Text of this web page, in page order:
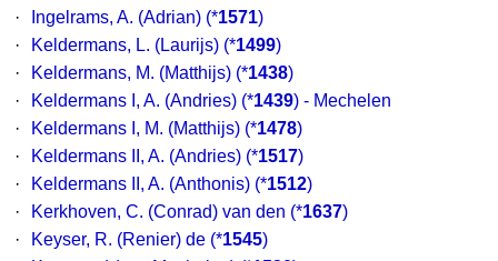
·
Ingelrams, A. (Adrian) (*1571)
·
Keldermans, L. (Laurijs) (*1499)
·
Keldermans, M. (Matthijs) (*1438)
·
Keldermans I, A. (Andries) (*1439) - Mechelen
·
Keldermans I, M. (Matthijs) (*1478)
·
Keldermans II, A. (Andries) (*1517)
·
Keldermans II, A. (Anthonis) (*1512)
·
Kerkhoven, C. (Conrad) van den (*1637)
·
Keyser, R. (Renier) de (*1545)